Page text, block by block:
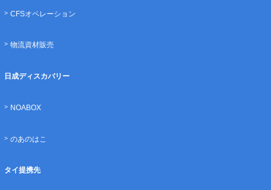
CFSオペレーション
物流資材販売
日成ディスカバリー
NOABOX
のあのはこ
タイ提携先